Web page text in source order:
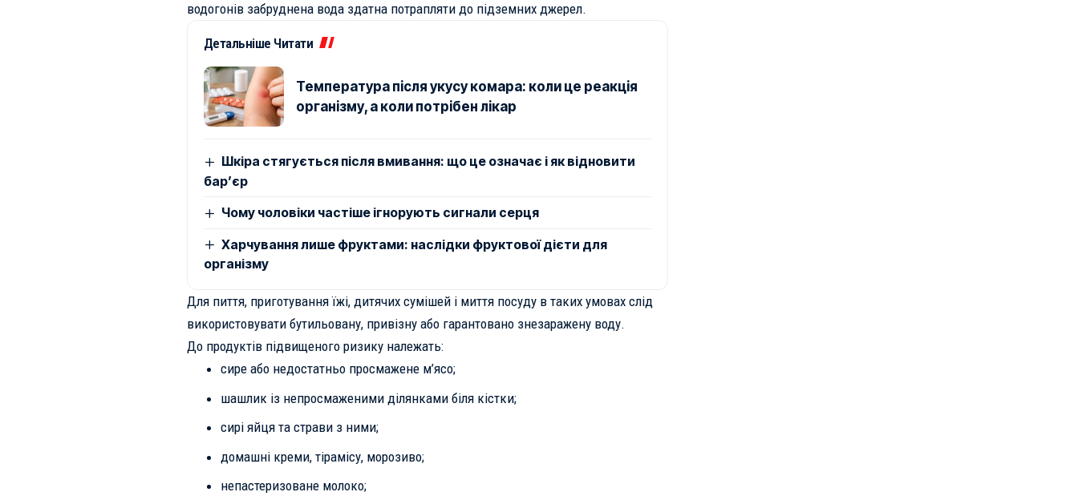
водогонів забруднена вода здатна потрапляти до підземних джерел.
Детальніше Читати
Температура після укусу комара: коли це реакція
організму, а коли потрібен лікар
Шкіра стягується після вмивання: що це означає і як відновити
бар’єр
Чому чоловіки частіше ігнорують сигнали серця
Харчування лише фруктами: наслідки фруктової дієти для
організму
Для пиття, приготування їжі, дитячих сумішей і миття посуду в таких умовах слід
використовувати бутильовану, привізну або гарантовано знезаражену воду.
До продуктів підвищеного ризику належать:
сире або недостатньо просмажене м’ясо;
шашлик із непросмаженими ділянками біля кістки;
сирі яйця та страви з ними;
домашні креми, тірамісу, морозиво;
непастеризоване молоко;